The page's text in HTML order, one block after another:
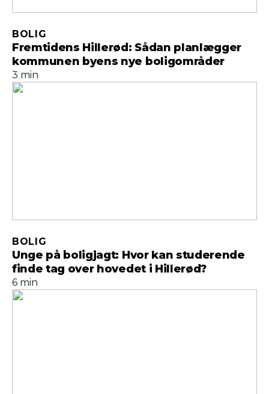
Fremtidens Hillerød: Sådan planlægger
kommunen byens nye boligområder
BOLIG
3 min
Unge på boligjagt: Hvor kan studerende
finde tag over hovedet i Hillerød?
BOLIG
6 min